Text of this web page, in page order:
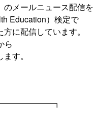
メールニュース配信を
Education）検定で
に配信しています。
ら
す。